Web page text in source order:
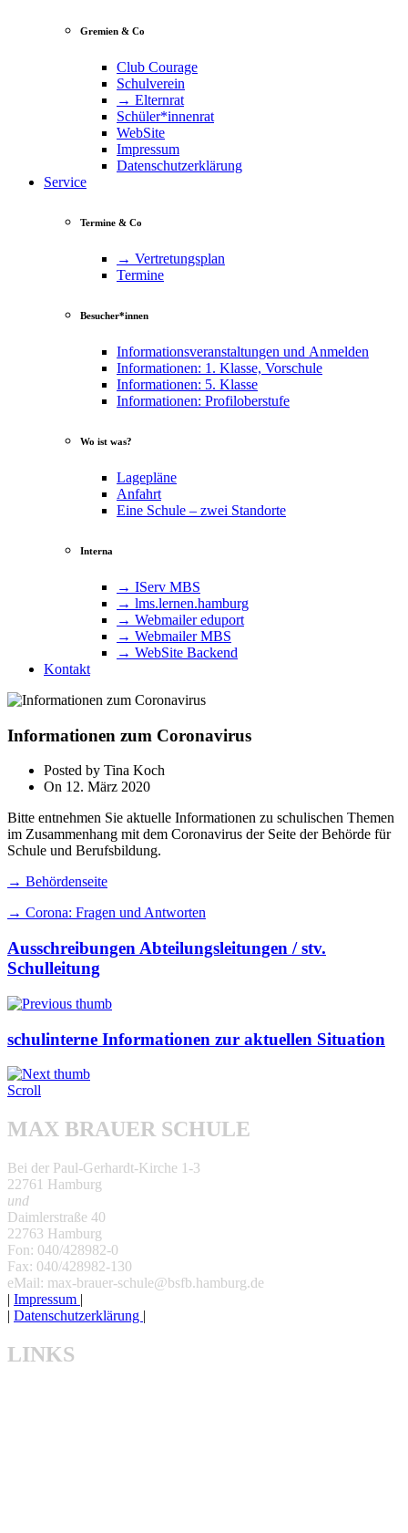
Gremien & Co
Club Courage
Schulverein
→ Elternrat
Schüler*innenrat
WebSite
Impressum
Datenschutzerklärung
Service
Termine & Co
→ Vertretungsplan
Termine
Besucher*innen
Informationsveranstaltungen und Anmelden
Informationen: 1. Klasse, Vorschule
Informationen: 5. Klasse
Informationen: Profiloberstufe
Wo ist was?
Lagepläne
Anfahrt
Eine Schule – zwei Standorte
Interna
→ IServ MBS
→ lms​.ler​nen​.ham​burg
→ Webmailer eduport
→ Webmailer MBS
→ WebSite Backend
Kontakt
Informationen zum Coronavirus
Posted by Tina Koch
On 12. März 2020
Bitte ent­neh­men Sie aktu­el­le Informationen zu schu­li­schen Themen
im Zusammenhang mit dem Coronavirus der Seite der Behörde für
Schule und Berufsbildung.
→ Behördenseite
→ Corona: Fragen und Antworten
Ausschreibungen Abteilungsleitungen / stv.
Schulleitung
schulinterne Informationen zur aktuellen Situation
Scroll
MAX BRAUER SCHULE
Bei der Paul-Gerhardt-Kirche 1-3
22761 Hamburg
und
Daimlerstraße 40
22763 Hamburg
Fon: 040/428982-0
Fax: 040/428982-130
eMail: max-brauer-schule@bsfb.hamburg.de
| Impressum |
| Datenschutzerklärung |
LINKS